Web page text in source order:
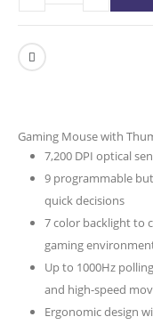
Gaming Mouse with
7,200 DPI optical
9 programmable
quick decisions
7 color backlight to
gaming
Up to 1000Hz
and high-speed
Ergonomic design